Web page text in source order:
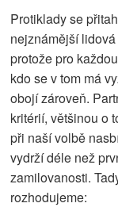
Protiklady se
nejznámější
protože pro
kdo se v tom má
obojí zároveň.
kritérií, většinou o
při naší volbě
vydrží déle než
zamilovanosti.
rozhodujeme: